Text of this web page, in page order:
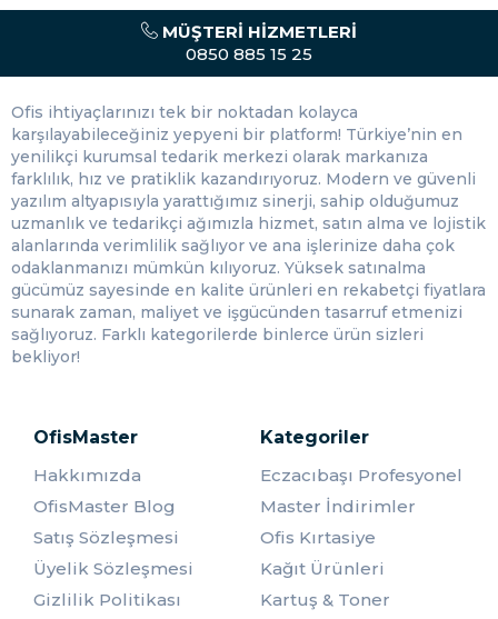
tasarımları ile tarzınızı yansıtmanızı sağlar.
Sıcak ve Soğukun Keyfini Çıkarın
fonksiyonelliğini ve kalitesini en üst düzeyde tutmayı taahhüt
ediyoruz. Sıcak içeceklerinizi sıcak, soğuk içeceklerinizi soğuk
tutarak ihtiyaçlarınıza mükemmel şekilde cevap veriyoruz.
Termos Ürünleri Fiyatları
Ofis Master olarak, termos ürünleri kategorimizdeki
ürünlerimizin rekabetçi fiyatlarla sunulduğunu belirtmekten
memnuniyet duyarız. Size çeşitli fiyat aralıkları sunarak,
ihtiyaçlarınıza uygun en iyi çözümü seçme imkanı sağlıyoruz.
Daha fazla bilgi almak veya ürünlerimizi incelemek için web
sitemizi ziyaret edebilir veya müşteri hizmetlerimize
ürünlerimizle sıcak ve soğuk içeceklerin keyfini çıkarmanıza
ürünleri ile yaşamınızı daha konforlu hale getirebilirsiniz.
MÜŞTERI HIZMETLERI
0850 885 15 25
Ofis ihtiyaçlarınızı tek bir noktadan kolayca
karşılayabileceğiniz yepyeni bir platform! Türkiye’nin en
yenilikçi kurumsal tedarik merkezi olarak markanıza
farklılık, hız ve pratiklik kazandırıyoruz. Modern ve güvenli
yazılım altyapısıyla yarattığımız sinerji, sahip olduğumuz
uzmanlık ve tedarikçi ağımızla hizmet, satın alma ve lojistik
alanlarında verimlilik sağlıyor ve ana işlerinize daha çok
odaklanmanızı mümkün kılıyoruz. Yüksek satınalma
gücümüz sayesinde en kalite ürünleri en rekabetçi fiyatlara
sunarak zaman, maliyet ve işgücünden tasarruf etmenizi
sağlıyoruz. Farklı kategorilerde binlerce ürün sizleri
bekliyor!
OfisMaster
Hakkımızda
OfisMaster Blog
Satış Sözleşmesi
Üyelik Sözleşmesi
Gizlilik Politikası
Kategoriler
Eczacıbaşı Profesyonel
Master İndirimler
Ofis Kırtasiye
Kağıt Ürünleri
Kartuş & Toner